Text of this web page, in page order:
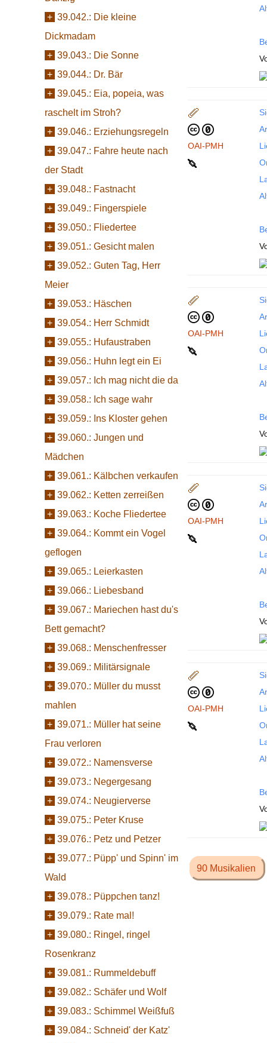
+ 39.042.: Die kleine
Dickmadam
+ 39.043.: Die Sonne
+ 39.044.: Dr. Bär
+ 39.045.: Eia, popeia, was
raschelt im Stroh?
+ 39.046.: Erziehungsregeln
+ 39.047.: Fahre heute nach
der Stadt
+ 39.048.: Fastnacht
+ 39.049.: Fingerspiele
+ 39.050.: Fliedertee
+ 39.051.: Gesicht malen
+ 39.052.: Guten Tag, Herr
Meier
+ 39.053.: Häschen
+ 39.054.: Herr Schmidt
+ 39.055.: Hufaustraben
+ 39.056.: Huhn legt ein Ei
+ 39.057.: Ich mag nicht die da
+ 39.058.: Ich sage wahr
+ 39.059.: Ins Kloster gehen
+ 39.060.: Jungen und
Mädchen
+ 39.061.: Kälbchen verkaufen
+ 39.062.: Ketten zerreißen
+ 39.063.: Koche Fliedertee
+ 39.064.: Kommt ein Vogel
geflogen
+ 39.065.: Leierkasten
+ 39.066.: Liebesband
+ 39.067.: Mariechen hast du's
Bett gemacht?
+ 39.068.: Menschenfresser
+ 39.069.: Militärsignale
+ 39.070.: Müller du musst
mahlen
+ 39.071.: Müller hat seine
Frau verloren
+ 39.072.: Namensverse
+ 39.073.: Negergesang
+ 39.074.: Neugierverse
+ 39.075.: Peter Kruse
+ 39.076.: Petz und Petzer
+ 39.077.: Püpp' und Spinn' im
Wald
+ 39.078.: Püppchen tanz!
+ 39.079.: Rate mal!
+ 39.080.: Ringel, ringel
Rosenkranz
+ 39.081.: Rummeldebuff
+ 39.082.: Schäfer und Wolf
+ 39.083.: Schimmel Weißfuß
+ 39.084.: Schneid' der Katz'
OAI-PMH
OAI-PMH
OAI-PMH
OAI-PMH
90 Musikalien